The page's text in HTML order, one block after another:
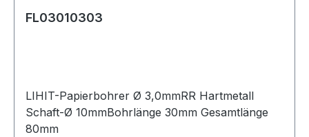
FL03010303
LIHIT-Papierbohrer Ø 3,0mmRR Hartmetall
Schaft-Ø 10mmBohrlänge 30mm Gesamtlänge
80mm